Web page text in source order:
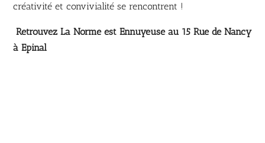
créativité et convivialité se rencontrent !
Retrouvez La Norme est Ennuyeuse au 15 Rue de Nancy
à Epinal